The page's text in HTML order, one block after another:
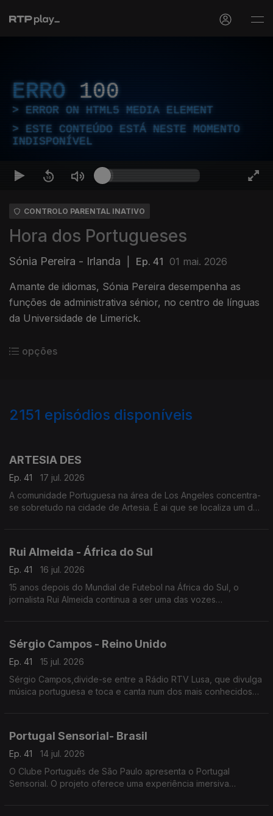
ERRO 100
ERROR ON HTML5 MEDIA ELEMENT
ESTE CONTEÚDO ESTÁ NESTE MOMENTO
INDISPONÍVEL
CONTROLO PARENTAL INATIVO
Hora dos Portugueses
Sónia Pereira - Irlanda Ep. 41 01 mai. 2026
Amante de idiomas, Sónia Pereira desempenha as
funções de administrativa sénior, no centro de línguas
da Universidade de Limerick.
opções
2151 episódios disponíveis
ARTESIA DES
Ep. 41
17 jul. 2026
A comunidade Portuguesa na área de Los Angeles concentra-
se sobretudo na cidade de Artesia. É ai que se localiza um dos
Rui Almeida - África do Sul
Ep. 41
16 jul. 2026
15 anos depois do Mundial de Futebol na África do Sul, o
jornalista Rui Almeida continua a ser uma das vozes
Sérgio Campos - Reino Unido
Ep. 41
15 jul. 2026
Sérgio Campos,divide-se entre a Rádio RTV Lusa, que divulga
música portuguesa e toca e canta num dos mais conhecidos
Portugal Sensorial- Brasil
Ep. 41
14 jul. 2026
O Clube Português de São Paulo apresenta o Portugal
Sensorial. O projeto oferece uma experiência imersiva